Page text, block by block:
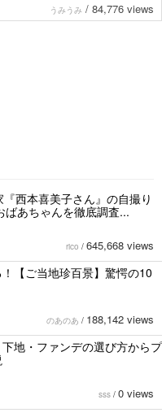
うみうみ / 84,776 views
西本喜美子さん』の自撮り
あちゃんを徹底調査...
rico / 645,668 views
【ご当地珍百景】驚愕の10
のあのあ / 188,142 views
地・ファンデの選び方からプ
sss / 0 views